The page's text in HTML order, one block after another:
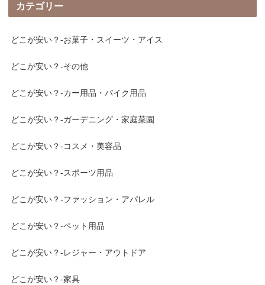
カテゴリー
どこが安い？-お菓子・スイーツ・アイス
どこが安い？-その他
どこが安い？-カー用品・バイク用品
どこが安い？-ガーデニング・家庭菜園
どこが安い？-コスメ・美容品
どこが安い？-スポーツ用品
どこが安い？-ファッション・アパレル
どこが安い？-ペット用品
どこが安い？-レジャー・アウトドア
どこが安い？-家具